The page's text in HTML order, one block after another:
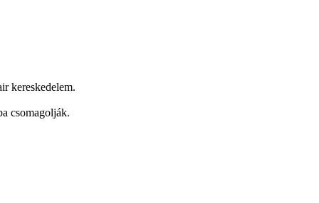
kereskedelem.
csomagolják.